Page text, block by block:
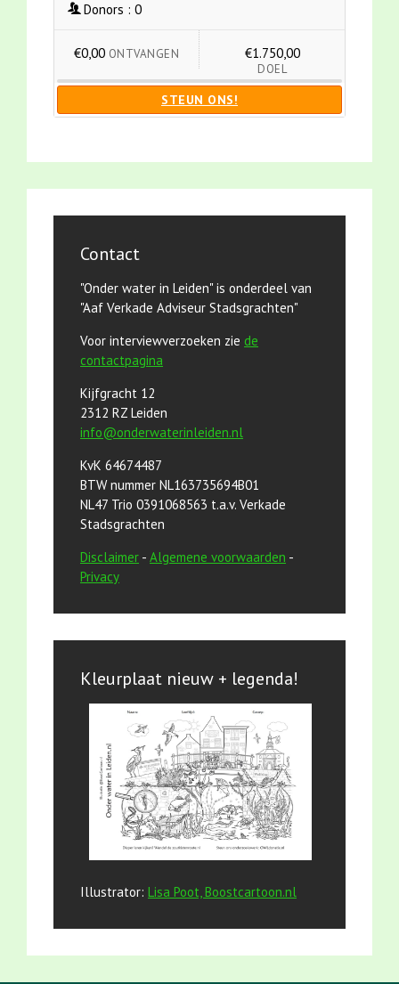
Donors : 0
€0,00 ONTVANGEN €1.750,00
DOEL
STEUN ONS!
Contact
"Onder water in Leiden" is onderdeel van
"Aaf Verkade Adviseur Stadsgrachten"
Voor interviewverzoeken zie de
contactpagina
Kijfgracht 12
2312 RZ Leiden
info@onderwaterinleiden.nl
KvK 64674487
BTW nummer NL163735694B01
NL47 Trio 0391068563 t.a.v. Verkade
Stadsgrachten
Disclaimer - Algemene voorwaarden -
Privacy
Kleurplaat nieuw + legenda!
Illustrator: Lisa Poot, Boostcartoon.nl